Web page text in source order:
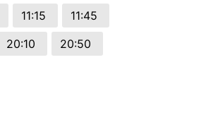
11:15
11:45
20:10
20:50